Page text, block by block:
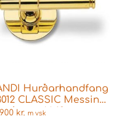
Hurðarhandfang
CLASSIC Messing
rósettu H 13mm
kr. m vsk